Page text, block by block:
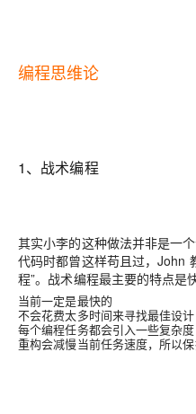
编程思维论
1、战术编程
其实小李的这种做法并非是一
代码时都曾这样苟且过，John
程”。战术编程最主要的特点是
当前一定是最快的
不会花费太多时间来寻找最佳设计
每个编程任务都会引入一些复杂度
重构会减慢当前任务速度，所以